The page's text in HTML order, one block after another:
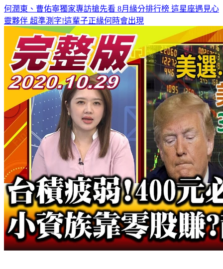
何潤東、曹佑寧獨家專訪搶先看8月緣分排行榜 這星座遇見心
超準測字!這輩子正緣何時會出現